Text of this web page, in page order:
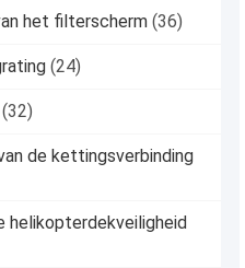
het filterscherm (36)
(24)
(32)
de kettingsverbinding
helikopterdekveiligheid